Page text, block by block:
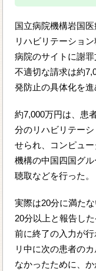
国立病院機構岩国
リハビリテーショ
病院のサイトに謝
不適切な請求は約
発防止の具体化を進
約7,000万円は、患
分のリハビリテー
せられ、コンピュ
機構の中国四国グ
聴取などを行った。
実際は20分に満た
20分以上と報告し
前に終了の入力が
リ中に次の患者の
なかったために、